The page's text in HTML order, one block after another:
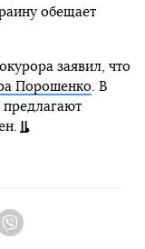
обещает
заявил, что
Порошенко. В
предлагают